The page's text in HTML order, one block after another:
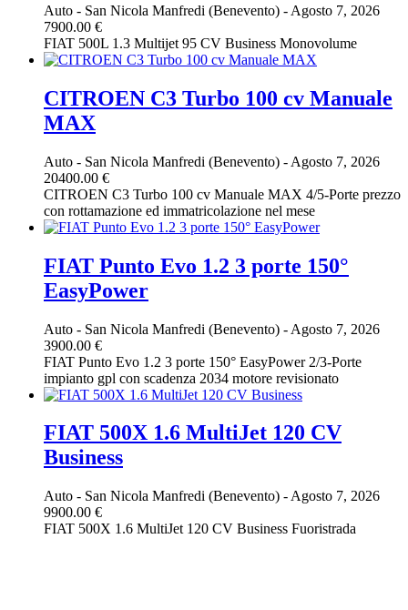
Auto - San Nicola Manfredi (Benevento) - Agosto 7, 2026
7900.00 €
FIAT 500L 1.3 Multijet 95 CV Business Monovolume
CITROEN C3 Turbo 100 cv Manuale
MAX
Auto - San Nicola Manfredi (Benevento) - Agosto 7, 2026
20400.00 €
CITROEN C3 Turbo 100 cv Manuale MAX 4/5-Porte prezzo
con rottamazione ed immatricolazione nel mese
FIAT Punto Evo 1.2 3 porte 150°
EasyPower
Auto - San Nicola Manfredi (Benevento) - Agosto 7, 2026
3900.00 €
FIAT Punto Evo 1.2 3 porte 150° EasyPower 2/3-Porte
impianto gpl con scadenza 2034 motore revisionato
FIAT 500X 1.6 MultiJet 120 CV
Business
Auto - San Nicola Manfredi (Benevento) - Agosto 7, 2026
9900.00 €
FIAT 500X 1.6 MultiJet 120 CV Business Fuoristrada